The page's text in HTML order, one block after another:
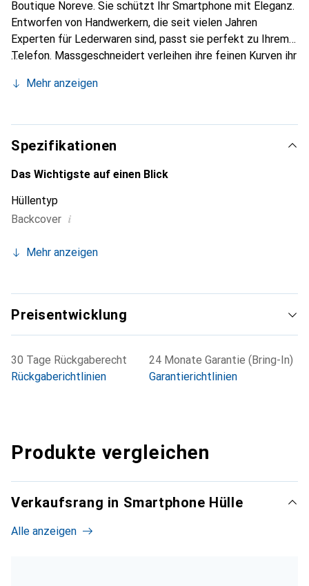
Boutique Noreve. Sie schützt Ihr Smartphone mit Eleganz.
Entworfen von Handwerkern, die seit vielen Jahren
Experten für Lederwaren sind, passt sie perfekt zu Ihrem
Telefon. Massgeschneidert verleihen ihre feinen Kurven ihr
integralen Accessoire Ihres Smartphones. International
Noreve eine sichere Wahl für eine anspruchsvolle
Kundschaft.
Mehr anzeigen
Spezifikationen
Das Wichtigste auf einen Blick
Hüllentyp
Backcover i
Mehr anzeigen
Preisentwicklung
30 Tage Rückgaberecht
Rückgaberichtlinien
24 Monate Garantie (Bring-In)
Garantierichtlinien
Produkte vergleichen
Verkaufsrang in Smartphone Hülle
Alle anzeigen